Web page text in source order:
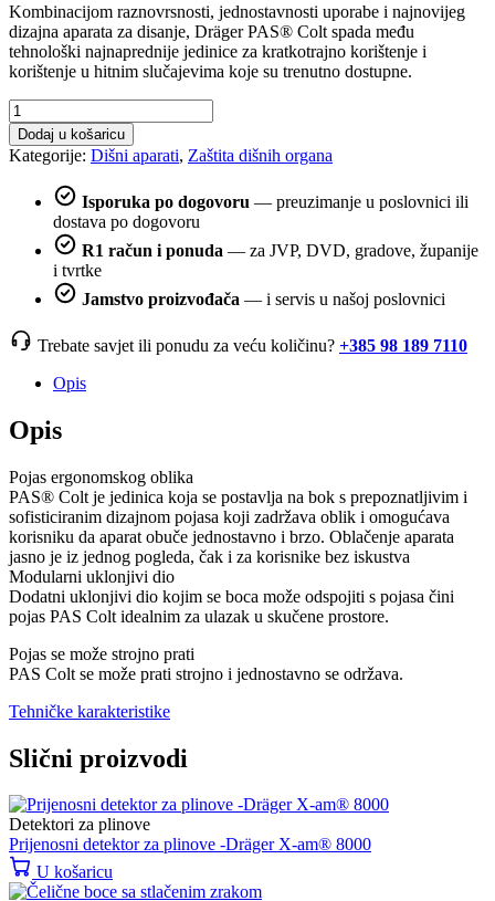
Kombinacijom raznovrsnosti, jednostavnosti uporabe i najnovijeg
dizajna aparata za disanje, Dräger PAS® Colt spada među
tehnološki najnaprednije jedinice za kratkotrajno korištenje i
korištenje u hitnim slučajevima koje su trenutno dostupne.
Dišni
aparat
PAS
Colt
količina
Dodaj u košaricu
Kategorije: Dišni aparati, Zaštita dišnih organa
Isporuka po dogovoru — preuzimanje u poslovnici ili
dostava po dogovoru
R1 račun i ponuda — za JVP, DVD, gradove, županije
i tvrtke
Jamstvo proizvođača — i servis u našoj poslovnici
Trebate savjet ili ponudu za veću količinu? +385 98 189 7110
Opis
Opis
Pojas ergonomskog oblika
PAS® Colt je jedinica koja se postavlja na bok s prepoznatljivim i
sofisticiranim dizajnom pojasa koji zadržava oblik i omogućava
korisniku da aparat obuče jednostavno i brzo. Oblačenje aparata
jasno je iz jednog pogleda, čak i za korisnike bez iskustva
Modularni uklonjivi dio
Dodatni uklonjivi dio kojim se boca može odspojiti s pojasa čini
pojas PAS Colt idealnim za ulazak u skučene prostore.
Pojas se može strojno prati
PAS Colt se može prati strojno i jednostavno se održava.
Tehničke karakteristike
Slični proizvodi
Detektori za plinove
Prijenosni detektor za plinove -Dräger X-am® 8000
U košaricu